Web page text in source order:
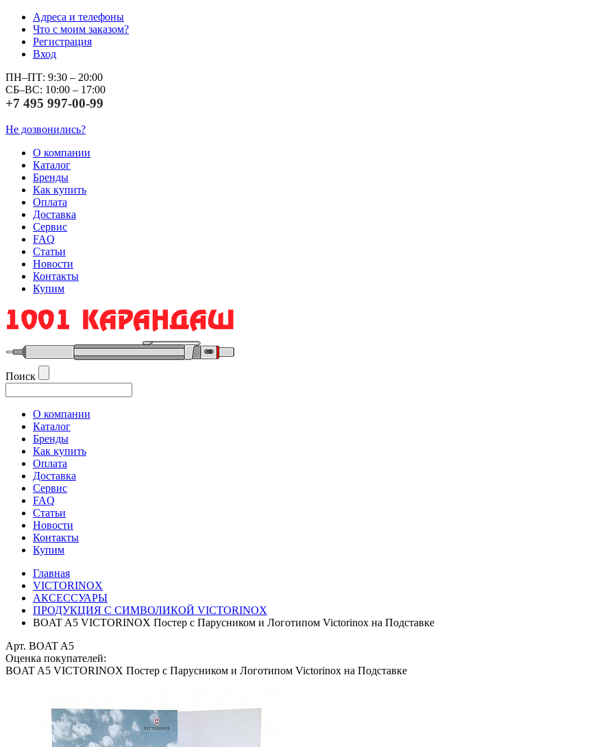
Адреса и телефоны
Что с моим заказом?
Регистрация
Вход
ПН–ПТ: 9:30 – 20:00
СБ–ВС: 10:00 – 17:00
+7 495 997-00-99
Не дозвонились?
О компании
Каталог
Бренды
Как купить
Оплата
Доставка
Сервис
FAQ
Статьи
Новости
Контакты
Купим
Поиск
О компании
Каталог
Бренды
Как купить
Оплата
Доставка
Сервис
FAQ
Статьи
Новости
Контакты
Купим
Главная
VICTORINOX
АКСЕССУАРЫ
ПРОДУКЦИЯ С СИМВОЛИКОЙ VICTORINOX
BOAT A5 VICTORINOX Постер с Парусником и Логотипом Victorinox на Подставке
Арт. BOAT A5
Оценка покупателей:
BOAT A5 VICTORINOX Постер с Парусником и Логотипом Victorinox на Подставке